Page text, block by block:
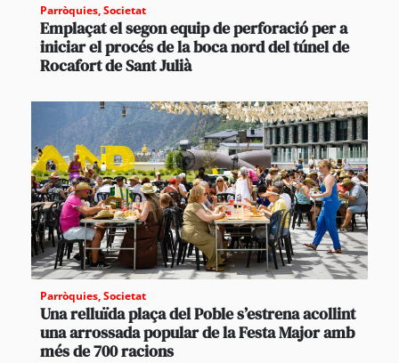
Parròquies,Societat
Emplaçat el segon equip de perforació per a
iniciar el procés de la boca nord del túnel de
Rocafort de Sant Julià
Parròquies,Societat
Una relluïda plaça del Poble s’estrena acollint
una arrossada popular de la Festa Major amb
més de 700 racions